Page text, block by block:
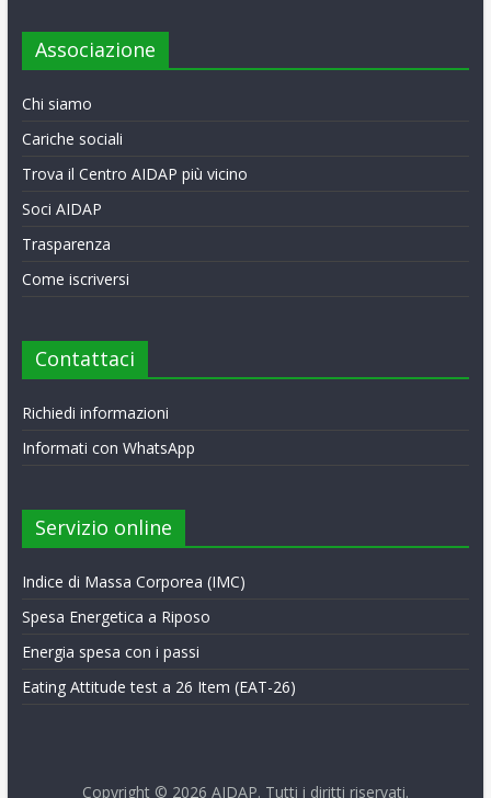
Associazione
Chi siamo
Cariche sociali
Trova il Centro AIDAP più vicino
Soci AIDAP
Trasparenza
Come iscriversi
Contattaci
Richiedi informazioni
Informati con WhatsApp
Servizio online
Indice di Massa Corporea (IMC)
Spesa Energetica a Riposo
Energia spesa con i passi
Eating Attitude test a 26 Item (EAT-26)
Copyright © 2026 AIDAP. Tutti i diritti riservati.